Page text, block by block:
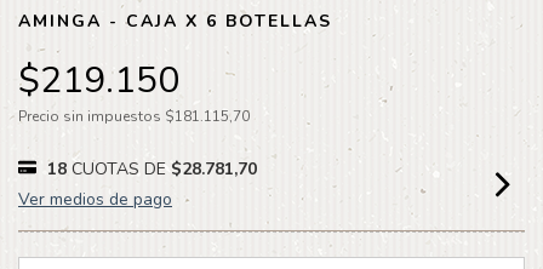
AMINGA - CAJA X 6 BOTELLAS
$219.150
Precio sin impuestos $181.115,70
18 CUOTAS DE $28.781,70
Ver medios de pago